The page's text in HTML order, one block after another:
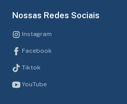
Nossas Redes Sociais
Instagram
Facebook
Tiktok
YouTube